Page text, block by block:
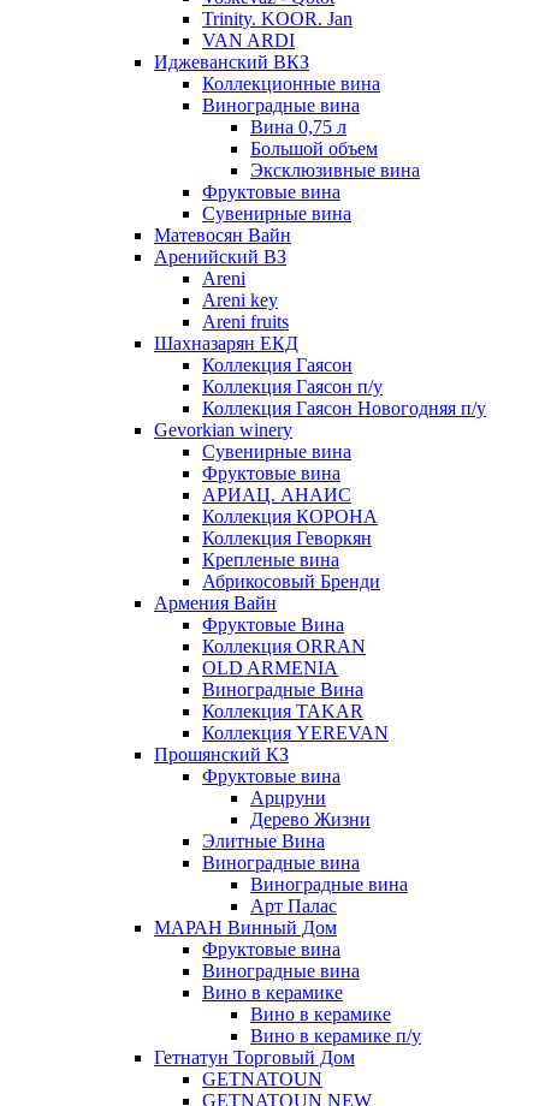
Trinity. KOOR. Jan
VAN ARDI
Иджеванский ВКЗ
Коллекционные вина
Виноградные вина
Вина 0,75 л
Большой объем
Эксклюзивные вина
Фруктовые вина
Cувенирные вина
Матевосян Вайн
Аренийский ВЗ
Areni
Areni key
Areni fruits
Шахназарян ЕКД
Коллекция Гаясон
Коллекция Гаясон п/у
Коллекция Гаясон Новогодняя п/у
Gevorkian winery
Сувенирные вина
Фруктовые вина
АРИАЦ. АНАИС
Коллекция КОРОНА
Коллекция Геворкян
Крепленые вина
Абрикосовый Бренди
Армения Вайн
Фруктовые Вина
Коллекция ORRAN
OLD ARMENIA
Виноградные Вина
Коллекция TAKAR
Коллекция YEREVAN
Прошянский КЗ
Фруктовые вина
Арцруни
Дерево Жизни
Элитные Вина
Виноградные вина
Виноградные вина
Арт Палас
МАРАН Винный Дом
Фруктовые вина
Виноградные вина
Вино в керамике
Вино в керамике
Вино в керамике п/у
Гетнатун Торговый Дом
GETNATOUN
GETNATOUN NEW